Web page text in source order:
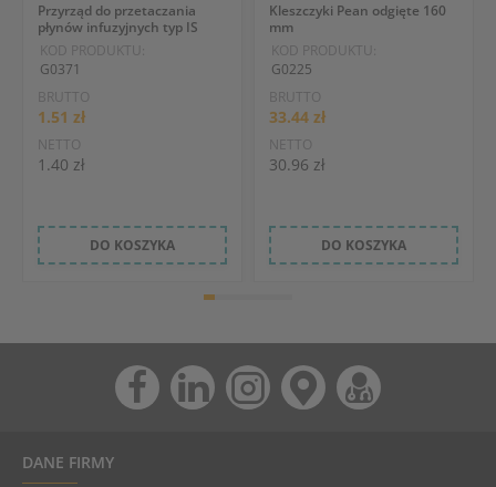
Przyrząd do przetaczania
płynów infuzyjnych typ IS
KOD PRODUKTU:
G0371
BRUTTO
1.51 zł
NETTO
1.40 zł
DO KOSZYKA
Kleszczyki Pean odgięte 160
mm
KOD PRODUKTU:
G0225
BRUTTO
33.44 zł
NETTO
30.96 zł
DO KOSZYKA
DANE FIRMY